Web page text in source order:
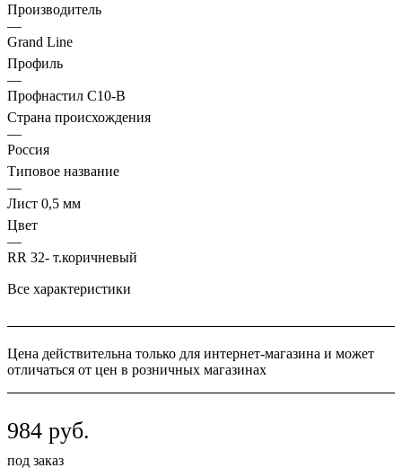
Производитель
—
Grand Line
Профиль
—
Профнастил C10-B
Страна происхождения
—
Россия
Типовое название
—
Лист 0,5 мм
Цвет
—
RR 32- т.коричневый
Все характеристики
Цена действительна только для интернет-магазина и может
отличаться от цен в розничных магазинах
984 руб.
под заказ